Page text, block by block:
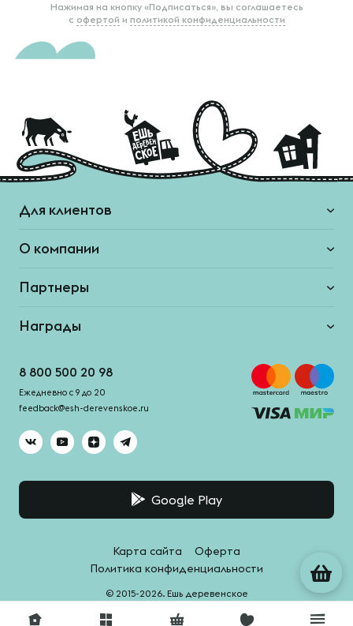
Нажимая на кнопку «Подписаться», вы соглашаетесь
с офертой и политикой конфиденциальности
Для клиентов
О компании
Партнеры
Награды
8 800 500 20 98
Ежедневно с 9 до 20
feedback@esh-derevenskoe.ru
Google Play
© 2015-2026. Ешь деревенское
Карта сайта
Оферта
Политика конфиденциальности
Система качества - HACCPro